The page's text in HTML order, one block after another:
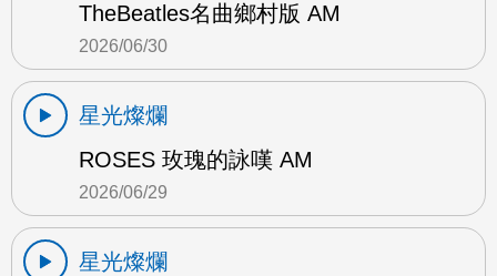
TheBeatles名曲鄉村版 AM
2026/06/30
星光燦爛
ROSES 玫瑰的詠嘆 AM
2026/06/29
星光燦爛